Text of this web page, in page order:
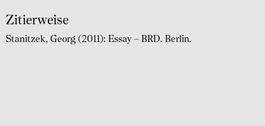
Zitierweise
Stanitzek, Georg (2011): Essay – BRD. Berlin.